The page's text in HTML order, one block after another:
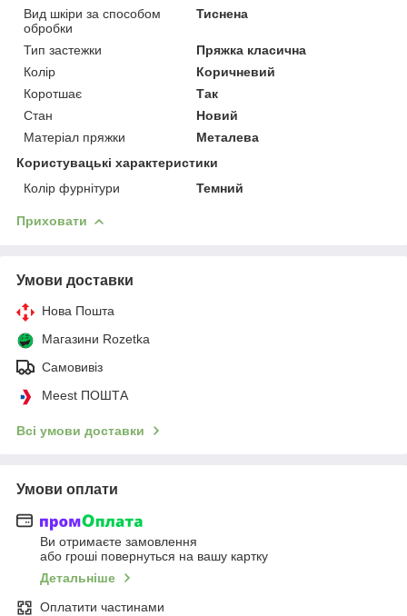
Вид шкіри за способом
обробки
Тиснена
Тип застежки
Пряжка класична
Колір
Коричневий
Коротшає
Так
Стан
Новий
Матеріал пряжки
Металева
Користувацькі характеристики
Колір фурнітури
Темний
Приховати
Умови доставки
Нова Пошта
Магазини Rozetka
Самовивіз
Meest ПОШТА
Всі умови доставки
Умови оплати
Ви отримаєте замовлення
або гроші повернуться на вашу картку
Детальніше
Оплатити частинами